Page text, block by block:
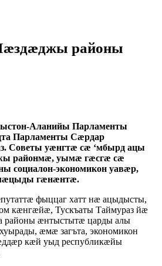
районы
Аланийы Парламенты
Парламенты Сæрдар
уæнгтæ сæ ‘мбырд ацы
районмæ, уымæ гæсгæ сæ
социалон-экономикон уавæр,
гæнæнтæ.
фыццаг хатт нæ ацыдысты,
кæнгæйæ, Тускъаты Таймураз йæ
районы æнтыстытæ царды алы
æмæ загъта, экономикон
кæй уыд республикæйы